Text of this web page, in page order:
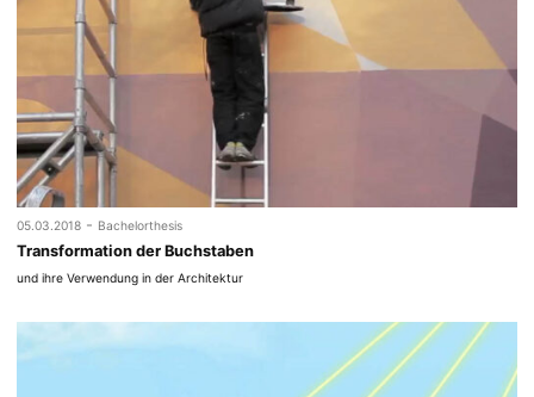
05.03.2018 - Bachelorthesis
Transformation der Buchstaben
und ihre Verwendung in der Architektur